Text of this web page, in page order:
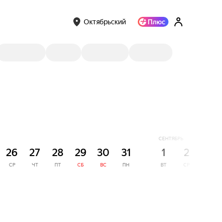
Октябрьский
26
СР
27
ЧТ
28
ПТ
29
СБ
30
ВС
31
ПН
СЕНТЯБРЬ
1
ВТ
2